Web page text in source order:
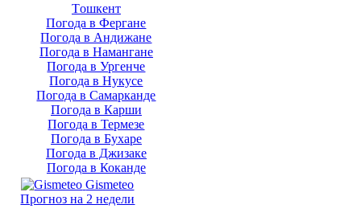
Тoшкент
Погода в Фергане
Погода в Андижане
Погода в Намангане
Погода в Ургенче
Погода в Нукусе
Погода в Самарканде
Погода в Карши
Погода в Термезе
Погода в Бухаре
Погода в Джизаке
Погода в Коканде
Gismeteo
Прогноз на 2 недели